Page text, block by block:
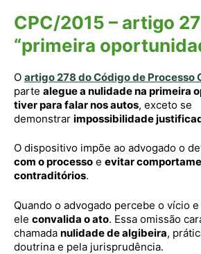
CPC/2015 – artigo
“primeira
O artigo 278 do Código de Processo
parte alegue a nulidade na primeira
tiver para falar nos autos, exceto se
demonstrar impossibilidade
O dispositivo impõe ao advogado o
com o processo e evitar
contraditórios.
Quando o advogado percebe o vício e
ele convalida o ato. Essa omissão
chamada nulidade de algibeira,
doutrina e pela jurisprudência.